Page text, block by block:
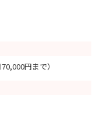
円まで）